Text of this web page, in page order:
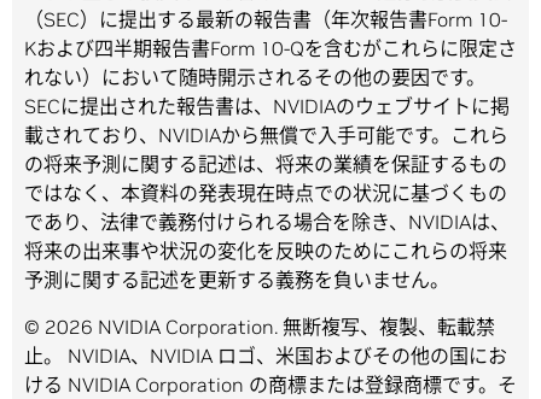
（SEC）に提出する最新の報告書（年次報告書Form 10-
Kおよび四半期報告書Form 10-Qを含むがこれらに限定さ
れない）において随時開示されるその他の要因です。
SECに提出された報告書は、NVIDIAのウェブサイトに掲
載されており、NVIDIAから無償で入手可能です。これら
の将来予測に関する記述は、将来の業績を保証するもの
ではなく、本資料の発表現在時点での状況に基づくもの
であり、法律で義務付けられる場合を除き、NVIDIAは、
将来の出来事や状況の変化を反映のためにこれらの将来
予測に関する記述を更新する義務を負いません。
© 2026 NVIDIA Corporation. 無断複写、複製、転載禁
止。 NVIDIA、NVIDIA ロゴ、米国およびその他の国にお
ける NVIDIA Corporation の商標または登録商標です。そ